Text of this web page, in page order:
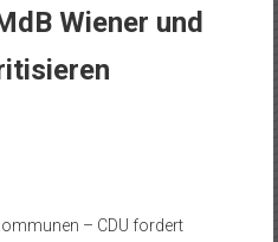
Wiener und
– CDU fordert